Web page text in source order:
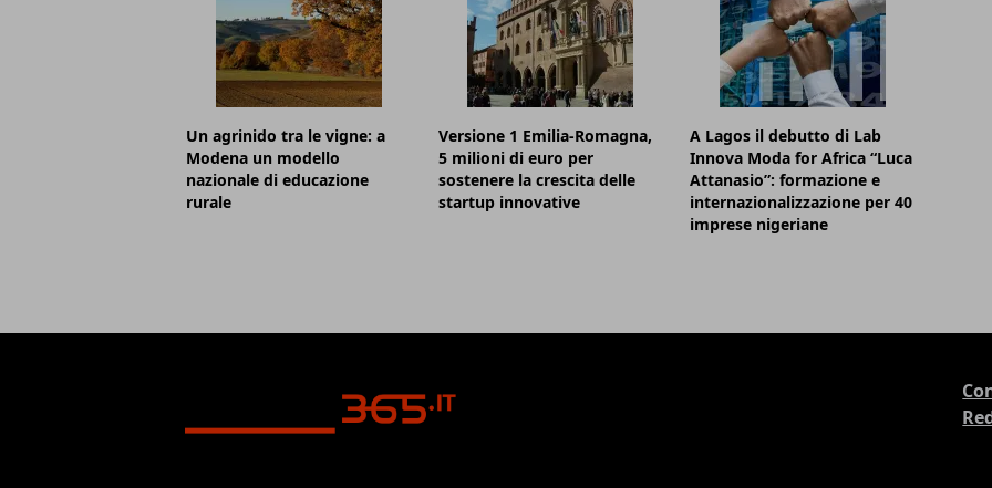
Un agrinido tra le vigne: a
Modena un modello
nazionale di educazione
rurale
Versione 1 Emilia-Romagna,
5 milioni di euro per
sostenere la crescita delle
startup innovative
A Lagos il debutto di Lab
Innova Moda for Africa “Luca
Attanasio”: formazione e
internazionalizzazione per 40
imprese nigeriane